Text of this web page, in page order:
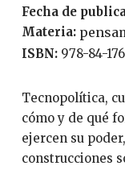
Fecha de
Materia:
ISBN: 978-84-
Tecnopolítica, cultura cívica y democracia analiza
cómo y de qué
ejercen su
construcciones